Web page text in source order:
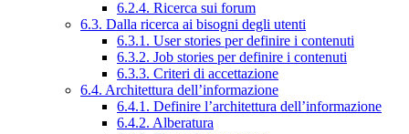
6.2.4. Ricerca sui forum
6.3. Dalla ricerca ai bisogni degli utenti
6.3.1. User stories per definire i contenuti
6.3.2. Job stories per definire i contenuti
6.3.3. Criteri di accettazione
6.4. Architettura dell’informazione
6.4.1. Definire l’architettura dell’informazione
6.4.2. Alberatura